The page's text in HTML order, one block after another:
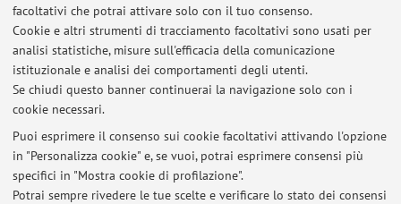
facoltativi che potrai attivare solo con il tuo consenso.
Cookie e altri strumenti di tracciamento facoltativi sono usati per
analisi statistiche, misure sull'efficacia della comunicazione
istituzionale e analisi dei comportamenti degli utenti.
Se chiudi questo banner continuerai la navigazione solo con i
cookie necessari.
Puoi esprimere il consenso sui cookie facoltativi attivando l'opzione
in "Personalizza cookie" e, se vuoi, potrai esprimere consensi più
specifici in "Mostra cookie di profilazione".
Potrai sempre rivedere le tue scelte e verificare lo stato dei consensi
Area riservata
Accedi tramite loginper gestire tutti i contenuti del sito.
© 2026 - ALMA MATER STUDIORUM - Università di Bologna - Via
Zamboni, 33 - 40126 Bologna - Partita IVA: 01131710376
Privacy|Note legali|Impostazioni Cookie